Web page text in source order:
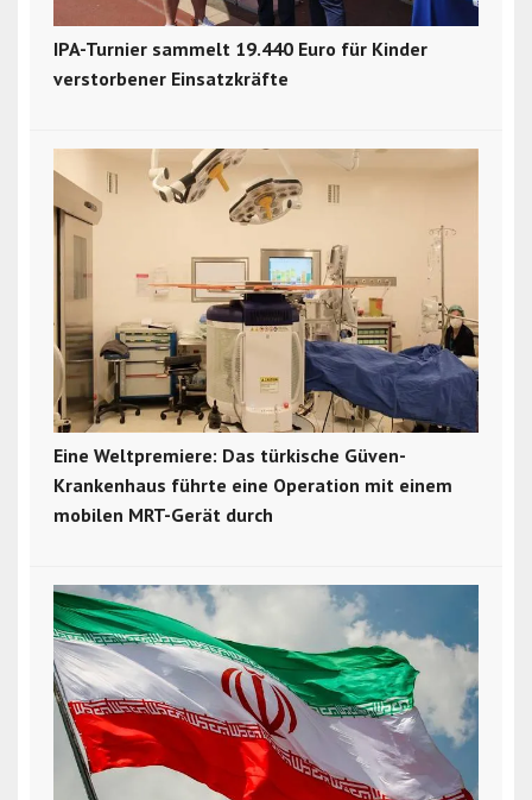
IPA-Turnier sammelt 19.440 Euro für Kinder
verstorbener Einsatzkräfte
Eine Weltpremiere: Das türkische Güven-
Krankenhaus führte eine Operation mit einem
mobilen MRT-Gerät durch